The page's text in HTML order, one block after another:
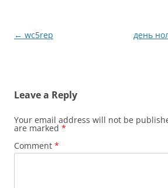
Post
← wc5rep
день
Leave a Reply
Your email address will not be
are marked *
Comment *